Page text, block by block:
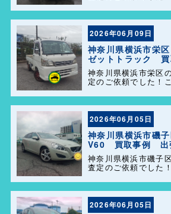
も弊社の事をよろし
(^o^)／
2026年06月09日
神奈川県横浜市栄
ゼットトラック
定 ハッピーカーズ
神奈川県横浜市栄区
定のご依頼でした！
のお車を迅速かつ丁
きました。 今後とも
す＼(^o^)／
2026年06月05日
神奈川県横浜市磯
V60 買取事例 出
カーズ港南店！
神奈川県横浜市磯子
査定のご依頼でした
(^o^)／ また、事務
い。
2026年06月05日